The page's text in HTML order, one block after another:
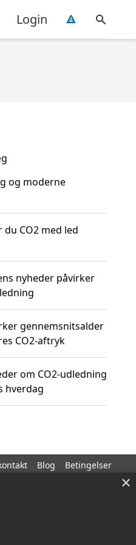
Login
og moderne
CO2 med led
nyheder påvirker
gennemsnitsalder
CO2-aftryk
om CO2-udledning
hverdag
Blog Betingelser
×